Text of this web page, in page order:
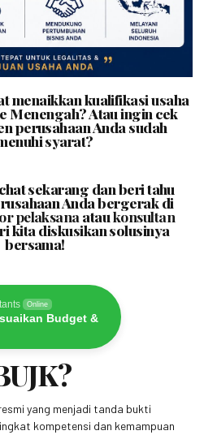
menaikkan kualifikasi usaha
Menengah? Atau ingin cek
perusahaan Anda sudah
syarat?
sekarang dan beri tahu
Anda bergerak di
pelaksana ataukonsultan
kita diskusikan solusinya
bersama!
Online
Budget &
yang menjadi tanda bukti
kompetensi dan kemampuan